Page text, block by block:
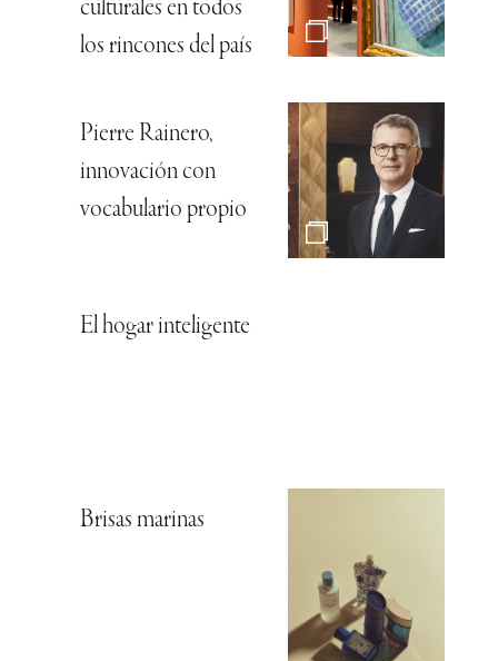
culturales en todos
los rincones del país
Pierre Rainero,
innovación con
vocabulario propio
El hogar inteligente
Brisas marinas